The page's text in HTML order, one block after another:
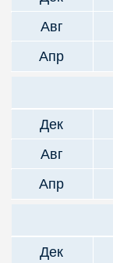
Авг
Апр
Дек
Авг
Апр
Дек